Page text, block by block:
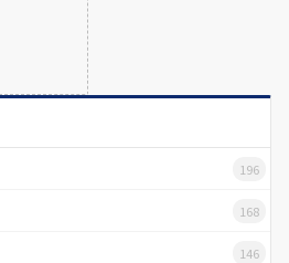
196
168
146